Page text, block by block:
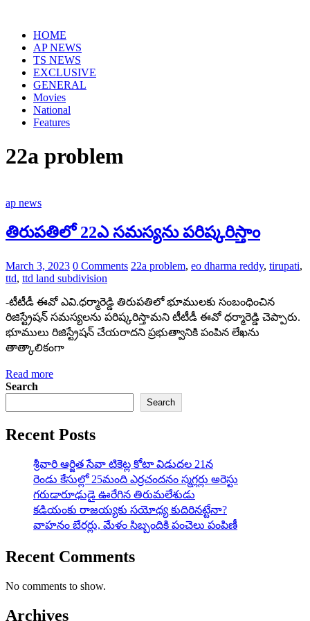
contentHOME
AP NEWS
TS NEWS
EXCLUSIVE
GENERAL
Movies
National
Features
22a problem
ap news
తిరుపతిలో 22ఎ సమస్యను పరిష్కరిస్తాం
March 3, 2023 0 Comments 22a problem, eo dharma reddy, tirupati,
ttd, ttd land subdivision
-టీటీడీ ఈవో ఎవి.ధర్మారెడ్డి తిరుపతిలో భూములకు సంబంధించిన
రిజిస్ట్రేషన్ సమస్యలను పరిష్కరిస్తామని టీటీడీ ఈవో ధర్మారెడ్డి చెప్పారు.
భూములు రిజిస్ట్రేషన్‌ చేయరాదని ప్రభుత్వానికి పంపిన లేఖను
తాత్కాలికంగా
Read more
Search
Search
Recent Posts
శ్రీవారి ఆర్జిత సేవా టికెట్ల కోటా విడుదల 21న
రెండు కేసుల్లో 25మంది ఎర్రచందనం స్మగ్లర్లు అరెస్టు
గరుడారూఢుడై ఊరేగిన తిరుమలేశుడు
కడియంకు రాజయ్యకు సయోధ్య కుదిరినట్టేనా?
వాహ‌నం బేర‌ర్లు, మేళం సిబ్బందికి పంచెలు పంపిణీ
Recent Comments
No comments to show.
Archives